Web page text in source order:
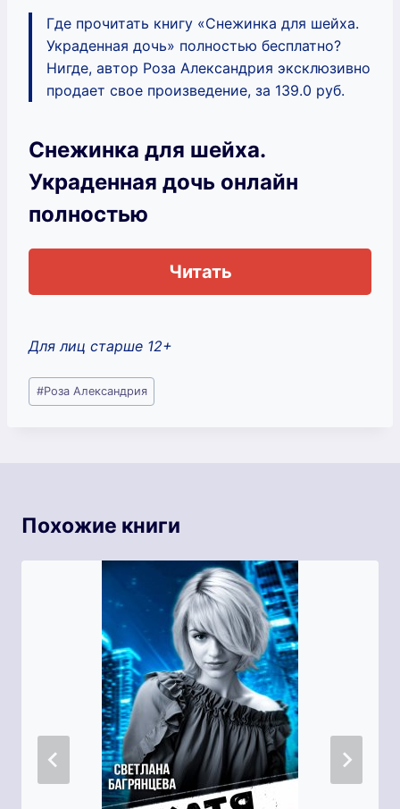
Где прочитать книгу «Снежинка для шейха.
Украденная дочь» полностью бесплатно?
Нигде, автор Роза Александрия эксклюзивно
продает свое произведение, за 139.0 руб.
Снежинка для шейха.
Украденная дочь онлайн
полностью
Читать
Для лиц старше 12+
Метки
записи:
#Роза Александрия
Похожие книги